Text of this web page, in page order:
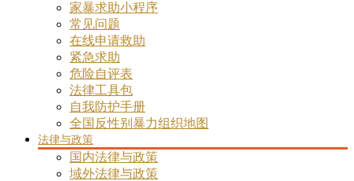
家暴求助小程序
常见问题
在线申请救助
紧急求助
危险自评表
法律工具包
自我防护手册
全国反性别暴力组织地图
法律与政策
国内法律与政策
域外法律与政策